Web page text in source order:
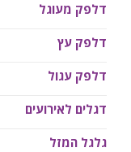
דלפק מעוגל
דלפק עץ
דלפק עגול
דגלים לאירועים
גלגל המזל